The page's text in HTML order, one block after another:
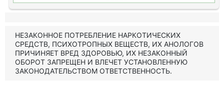
НЕЗАКОННОЕ ПОТРЕБЛЕНИЕ НАРКОТИЧЕСКИХ
СРЕДСТВ, ПСИХОТРОПНЫХ ВЕЩЕСТВ, ИХ АНОЛОГОВ
ПРИЧИНЯЕТ ВРЕД ЗДОРОВЬЮ, ИХ НЕЗАКОННЫЙ
ОБОРОТ ЗАПРЕЩЕН И ВЛЕЧЕТ УСТАНОВЛЕННУЮ
ЗАКОНОДАТЕЛЬСТВОМ ОТВЕТСТВЕННОСТЬ.